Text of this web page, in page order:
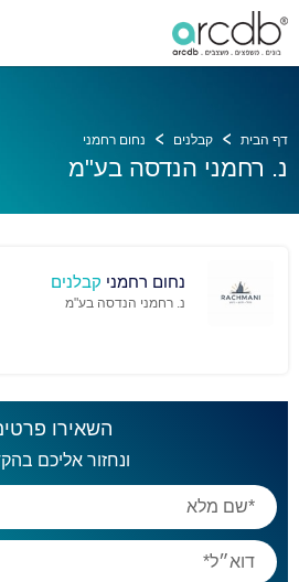
דף הבית קבלנים נחום רחמני
נ. רחמני הנדסה בע"מ
נחום רחמני קבלנים
נ. רחמני הנדסה בע"מ
השאירו
ונחזור אליכם